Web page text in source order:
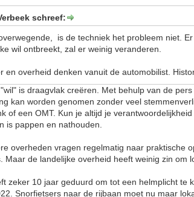
schreef:
is de techniek het probleem niet.
wil ontbreekt, zal er weinig veranderen.
en overheid denken vanuit de automobilist.
is draagvlak creëren. Met behulp van de
kan worden genomen zonder veel
of een OMT. Kun je altijd je
is pappen en nathouden.
overheden vragen regelmatig naar praktische
Maar de landelijke overheid heeft weinig zin om
zeker 10 jaar geduurd om tot een helmplicht te
Snorfietsers naar de rijbaan moet nu maar